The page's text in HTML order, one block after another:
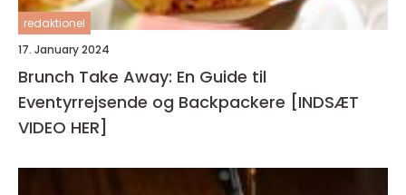
redaktionel
17. January 2024
Brunch Take Away: En Guide til
Eventyrrejsende og Backpackere [INDSÆT
VIDEO HER]